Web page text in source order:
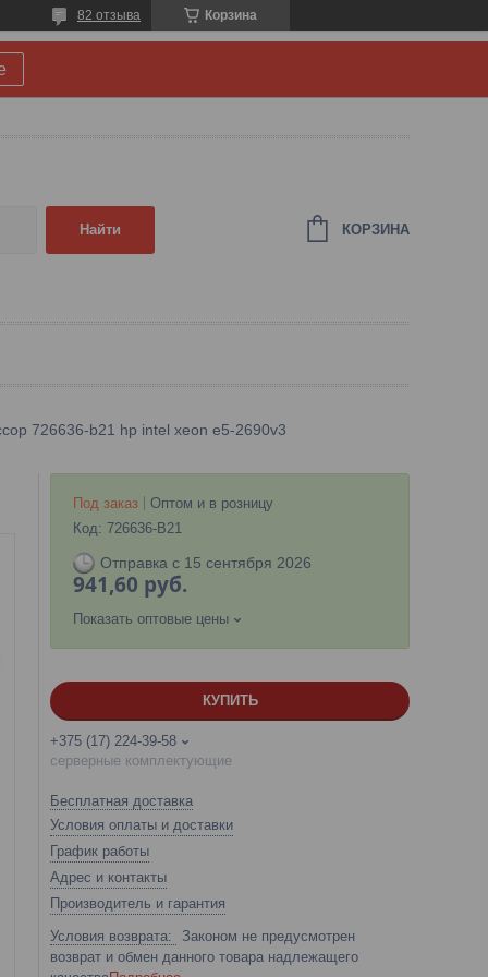
Корзина
82 отзыва
Найти КОРЗИНА
726636-b21 hp intel xeon e5-2690v3
Под заказ
Оптом и в розницу
Код: 726636-B21
Отправка с 15 сентября 2026
941,60 руб.
Показать оптовые цены
КУПИТЬ
+375 (17) 224-39-58
серверные комплектующие
Бесплатная доставка
Условия оплаты и доставки
График работы
Адрес и контакты
Производитель и гарантия
Законом не предусмотрен
возврат и обмен данного товара надлежащего